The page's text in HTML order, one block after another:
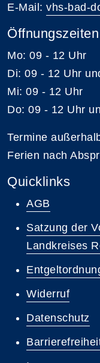
E-Mail: vhs-bad-
Öffnungszeiten
Mo: 09 - 12 Uhr
Di: 09 - 12 Uhr
Mi: 09 - 12 Uhr
Do: 09 - 12 Uhr
Termine
Ferien nach
Quicklinks
AGB
Satzung der
Landkreises
Widerruf
Datenschutz